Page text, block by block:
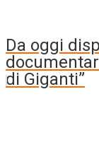
Da oggi
di Giganti”